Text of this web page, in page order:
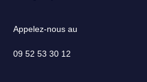
Appelez-nous au
09 52 53 30 12